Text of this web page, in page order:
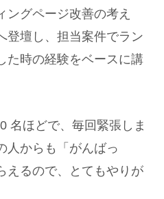
ングページ改善の考え
登壇し、担当案件でラン
た時の経験をベースに講
名ほどで、毎回緊張しま
人からも「がんばっ
えるので、とてもやりが